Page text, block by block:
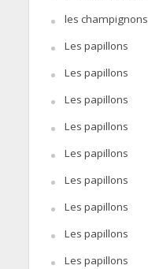
les champignons
Les papillons
Les papillons
Les papillons
Les papillons
Les papillons
Les papillons
Les papillons
Les papillons
Les papillons